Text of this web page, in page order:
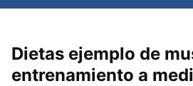
Dietas ejemplo de
entrenamiento a